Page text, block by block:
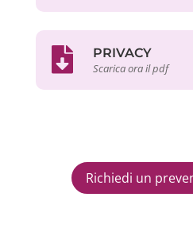
PRIVACY
Scarica ora il pdf
Richiedi un